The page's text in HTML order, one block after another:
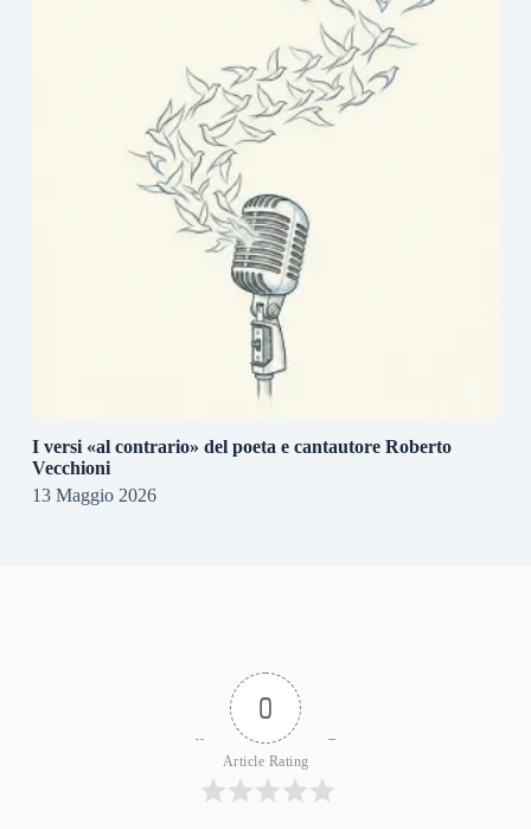
I versi «al contrario» del poeta e cantautore Roberto
Vecchioni
13 Maggio 2026
0
Article Rating